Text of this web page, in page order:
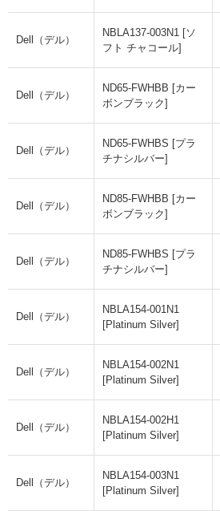
Dell（デル）
NBLA137-003N1 [ソ
フト チャコール]
Dell（デル）
ND65-FWHBB [カー
ボンブラック]
Dell（デル）
ND65-FWHBS [プラ
チナシルバー]
Dell（デル）
ND85-FWHBB [カー
ボンブラック]
Dell（デル）
ND85-FWHBS [プラ
チナシルバー]
Dell（デル）
NBLA154-001N1
[Platinum Silver]
Dell（デル）
NBLA154-002N1
[Platinum Silver]
Dell（デル）
NBLA154-002H1
[Platinum Silver]
Dell（デル）
NBLA154-003N1
[Platinum Silver]